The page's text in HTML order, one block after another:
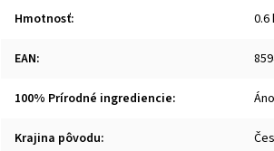
Hmotnosť: 0.6
EAN:
100% Prírodné ingrediencie: Áno
Krajina pôvodu: